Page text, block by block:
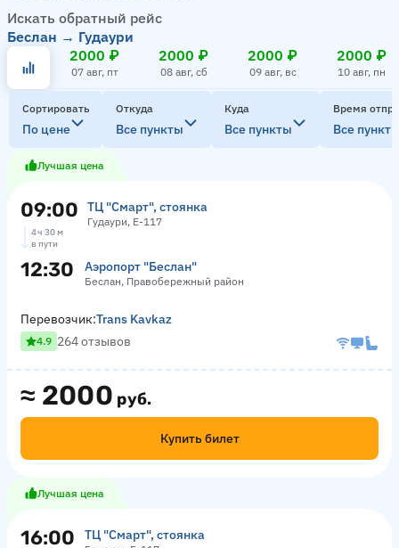
Искать обратный рейс
Беслан → Гудаури
2000 ₽
07 авг, пт
2000 ₽
08 авг, сб
2000 ₽
09 авг, вс
2000 ₽
10 авг, пн
Сортировать
По цене
Откуда
Все пункты
Куда
Все пункты
Время
Все
Лучшая цена
09:00 ТЦ "Смарт", стоянка
Гудаури, Е-117
4 ч 30 м
в пути
12:30 Аэропорт "Беслан"
Беслан, Правобережный район
≈ 2000 руб.
Купить билет
Перевозчик:Trans Kavkaz
4.9 264 отзывов
Лучшая цена
16:00 ТЦ "Смарт", стоянка